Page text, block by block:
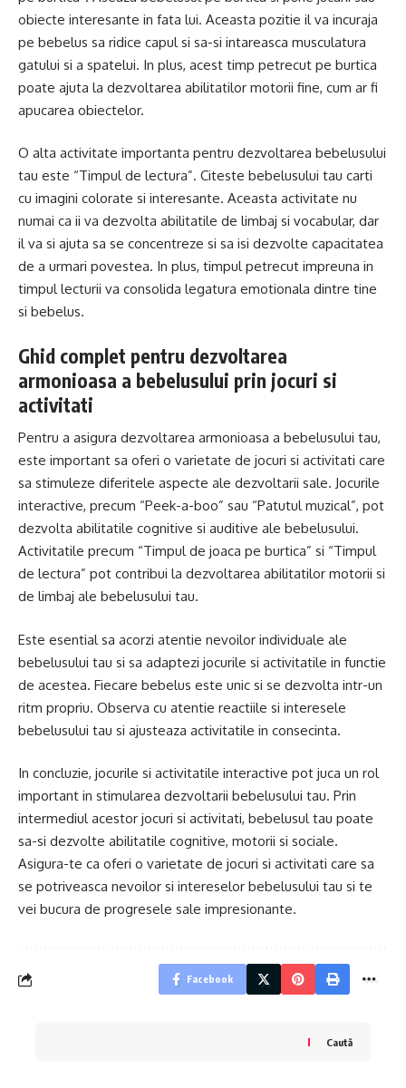
obiecte interesante in fata lui. Aceasta pozitie il va incuraja
pe bebelus sa ridice capul si sa-si intareasca musculatura
gatului si a spatelui. In plus, acest timp petrecut pe burtica
poate ajuta la dezvoltarea abilitatilor motorii fine, cum ar fi
apucarea obiectelor.
O alta activitate importanta pentru dezvoltarea bebelusului
tau este “Timpul de lectura”. Citeste bebelusului tau carti
cu imagini colorate si interesante. Aceasta activitate nu
numai ca ii va dezvolta abilitatile de limbaj si vocabular, dar
il va si ajuta sa se concentreze si sa isi dezvolte capacitatea
de a urmari povestea. In plus, timpul petrecut impreuna in
timpul lecturii va consolida legatura emotionala dintre tine
si bebelus.
Ghid complet pentru dezvoltarea
armonioasa a bebelusului prin jocuri si
activitati
Pentru a asigura dezvoltarea armonioasa a bebelusului tau,
este important sa oferi o varietate de jocuri si activitati care
sa stimuleze diferitele aspecte ale dezvoltarii sale. Jocurile
interactive, precum “Peek-a-boo” sau “Patutul muzical”, pot
dezvolta abilitatile cognitive si auditive ale bebelusului.
Activitatile precum “Timpul de joaca pe burtica” si “Timpul
de lectura” pot contribui la dezvoltarea abilitatilor motorii si
de limbaj ale bebelusului tau.
Este esential sa acorzi atentie nevoilor individuale ale
bebelusului tau si sa adaptezi jocurile si activitatile in functie
de acestea. Fiecare bebelus este unic si se dezvolta intr-un
ritm propriu. Observa cu atentie reactiile si interesele
bebelusului tau si ajusteaza activitatile in consecinta.
In concluzie, jocurile si activitatile interactive pot juca un rol
important in stimularea dezvoltarii bebelusului tau. Prin
intermediul acestor jocuri si activitati, bebelusul tau poate
sa-si dezvolte abilitatile cognitive, motorii si sociale.
Asigura-te ca oferi o varietate de jocuri si activitati care sa
se potriveasca nevoilor si intereselor bebelusului tau si te
vei bucura de progresele sale impresionante.
Facebook
Caută